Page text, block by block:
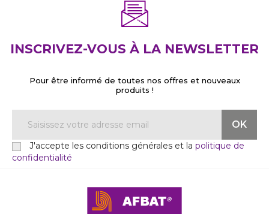
INSCRIVEZ-VOUS À LA NEWSLETTER
Pour être informé de toutes nos offres et nouveaux
produits !
J'accepte les conditions générales et la politique de
confidentialité